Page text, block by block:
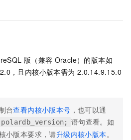
版（兼容 Oracle） 的版本如
，且内核小版本需为 2.0.14.9.15.0
台查看内核小版本号 ，也可以通
polardb_version;
语句查看。如
小版本要求，请升级内核小版本。